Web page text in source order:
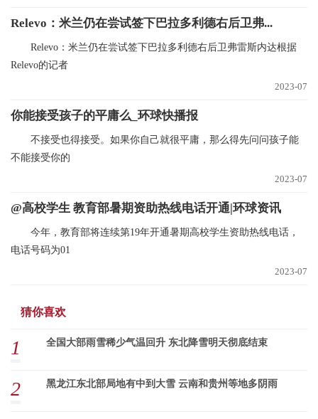
Relevo：米兰仍在尝试签下巴拉多利德右后卫弗...
Relevo：米兰仍在尝试签下巴拉多利德右后卫弗雷斯内达根据
Relevo的记者
2023-07
你能接受孩子的平庸么_环球快播报
不接受也得接受。如果你自己就很平庸，那么得先问问孩子能
不能接受你的
2023-07
@高校学生 教育部暑期资助热线电话开通|环球资讯
今年，教育部将连续第19年开通暑期高校学生资助热线电话，
电话号码为01
2023-07
猜你喜欢
1 全国大部雨雪稀少气温回升 东北降雪明天彻底结束
2 黑龙江东北部局地有中到大雪 云南和贵州等地多阴雨